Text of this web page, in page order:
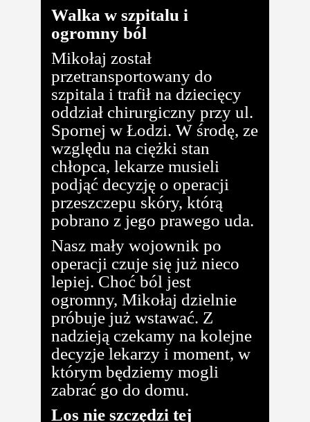
Walka w szpitalu i
ogromny ból
Mikołaj został
przetransportowany do
szpitala i trafił na dziecięcy
oddział chirurgiczny przy ul.
Spornej w Łodzi. W środę, ze
względu na ciężki stan
chłopca, lekarze musieli
podjąć decyzję o operacji
przeszczepu skóry, którą
pobrano z jego prawego uda.
Nasz mały wojownik po
operacji czuje się już nieco
lepiej. Choć ból jest
ogromny, Mikołaj dzielnie
próbuje już wstawać. Z
nadzieją czekamy na kolejne
decyzje lekarzy i moment, w
którym będziemy mogli
zabrać go do domu.
Los nie szczędzi tej